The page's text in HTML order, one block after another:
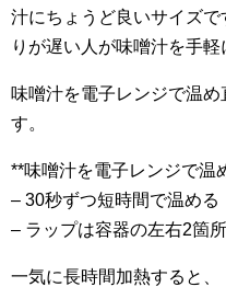
汁にちょうど良いサイズ
りが遅い人が味噌汁を手軽
味噌汁を電子レンジで温
す。
**味噌汁を電子レンジで温
– 30秒ずつ短時間で温める
– ラップは容器の左右2箇
一気に長時間加熱すると